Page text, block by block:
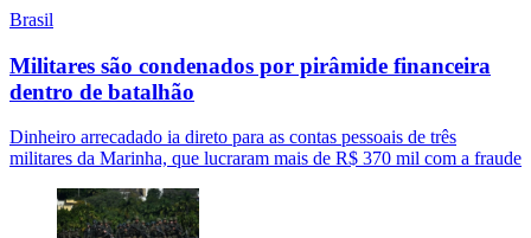
Brasil
Militares são condenados por pirâmide financeira
dentro de batalhão
Dinheiro arrecadado ia direto para as contas pessoais de três
militares da Marinha, que lucraram mais de R$ 370 mil com a fraude